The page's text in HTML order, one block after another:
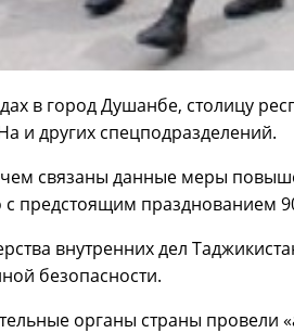
в город Душанбе, столицу
и других спецподразделений.
чем связаны данные меры
с предстоящим празднованием
внутренних дел
безопасности.
органы страны провели